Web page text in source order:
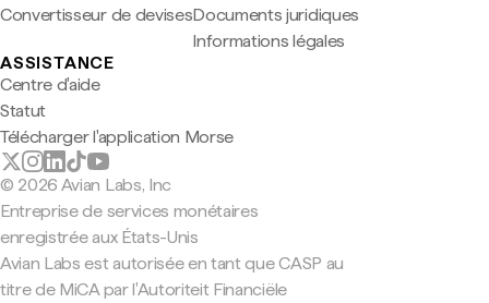
Convertisseur de devisesDocuments juridiques
Informations légales
ASSISTANCE
Centre d'aide
Statut
Télécharger l'application Morse
© 2026 Avian Labs, Inc
Entreprise de services monétaires
enregistrée aux États-Unis
Avian Labs est autorisée en tant que CASP au
titre de MiCA par l'Autoriteit Financiële